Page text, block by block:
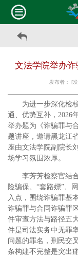
文法学院举办
发布者： [
为进一步深化检
通、优势互补，2026
举办题为《诈骗罪与
题讲座，邀请黑龙江
座由文法学院副院长
场学习氛围浓厚。
李芳芳检察官结
险骗保、“套路嫖”、
入点，围绕诈骗罪基
诈骗罪与合同诈骗罪
件审查方法与路径五
件是司法实务中无罪
问题的罪名，刑民交
条构建不完整是突出